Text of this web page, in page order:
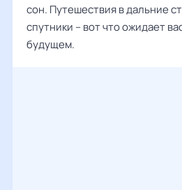
сон. Путешествия в дальние
спутники – вот что ожидает
будущем.